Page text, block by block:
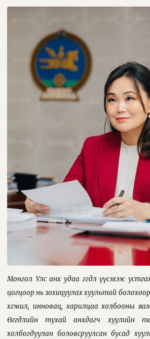
Монгол Улс анх удаа өгөгдөл үүсэхээс
цогцоор нь зохицуулах хуультай
хөгжил, инновац, харилцаа холбооны
Өгөгдлийн тухай анхдагч хуулийн
холбогдуулан боловсруулсан бусад